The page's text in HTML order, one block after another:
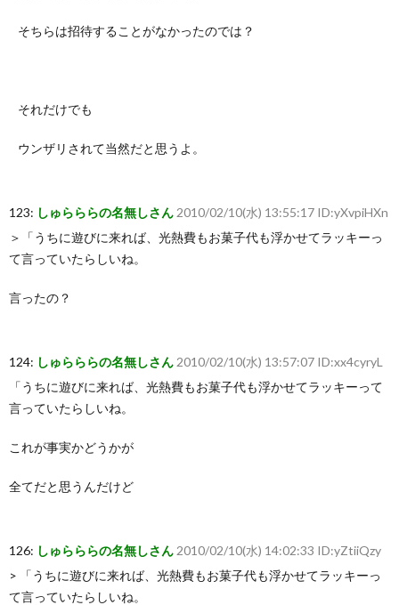
そちらは招待することがなかったのでは？
それだけでも
ウンザリされて当然だと思うよ。
123: しゅらららの名無しさん 2010/02/10(水) 13:55:17 ID:yXvpiHXn
＞「うちに遊びに来れば、光熱費もお菓子代も浮かせてラッキーっ
て言っていたらしいね。
言ったの？
124: しゅらららの名無しさん 2010/02/10(水) 13:57:07 ID:xx4cyryL
「うちに遊びに来れば、光熱費もお菓子代も浮かせてラッキーって
言っていたらしいね。
これが事実かどうかが
全てだと思うんだけど
126: しゅらららの名無しさん 2010/02/10(水) 14:02:33 ID:yZtiiQzy
> 「うちに遊びに来れば、光熱費もお菓子代も浮かせてラッキーっ
て言っていたらしいね。